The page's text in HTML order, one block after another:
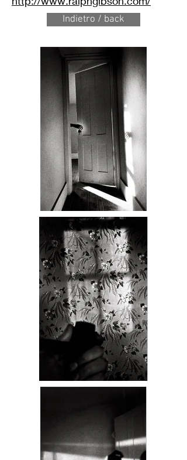
Indietro / back